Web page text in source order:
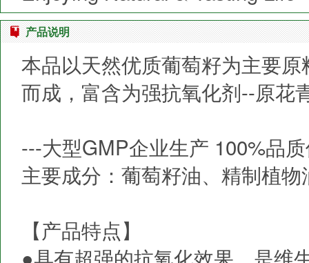
产品说明
本品以天然优质葡萄籽为主要
而成，富含为强抗氧化剂--原花
---大型GMP企业生产 100%品
主要成分：葡萄籽油、精制植
【产品特点】
●具有超强的抗氧化效果，是维